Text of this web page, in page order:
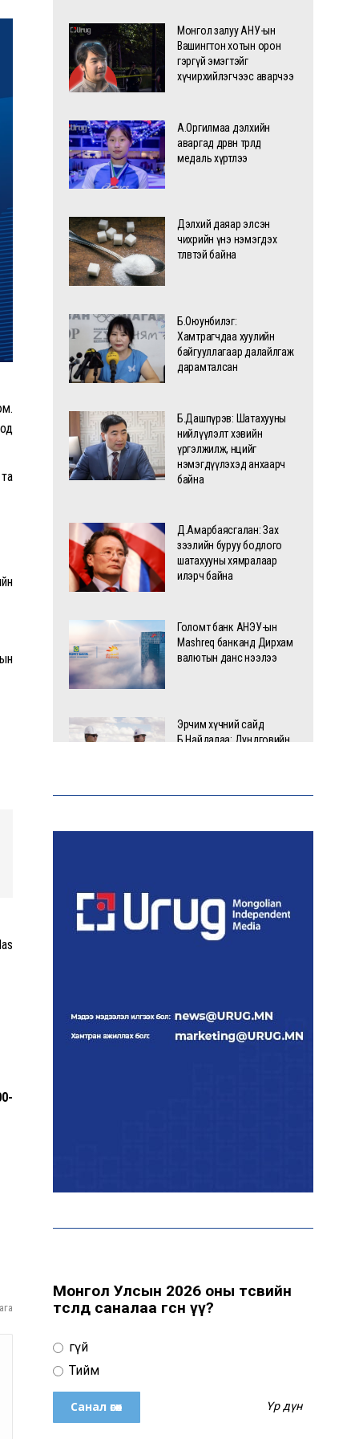
Монгол залуу АНУ-ын
Вашингтон хотын орон
гэргүй эмэгтэйг
хүчирхийлэгчээс аварчээ
А.Оргилмаа дэлхийн
аваргад дөрвөн төрөлд
медаль хүртлээ
Дэлхий даяар элсэн
чихрийн үнэ нэмэгдэх
төлөвтэй байна
Б.Оюунбилэг:
Хамтрагчдаа хуулийн
байгууллагаар далайлгаж
дарамталсан
Б.Дашпүрэв: Шатахууны
нийлүүлэлт хэвийн
үргэлжилж, нөөцийг
нэмэгдүүлэхэд анхаарч
байна
Д.Амарбаясгалан: Зах
зээлийн буруу бодлого
шатахууны хямралаар
илэрч байна
Голомт банк АНЭУ-ын
Mashreq банканд Дирхам
валютын данс нээлээ
Эрчим хүчний сайд
Б.Найдалаа: Дундговийн
Давхардсан
Өчигдөр 102 тусгай дугаарт
Монголын шигшээ баг
Японд хамтарсан
Н.Номтойбаяр:
Монгол Улсын 2026 оны төсвийн
төсөлд саналаа өгсөн үү?
Үгүй
Тийм
Үр дүн